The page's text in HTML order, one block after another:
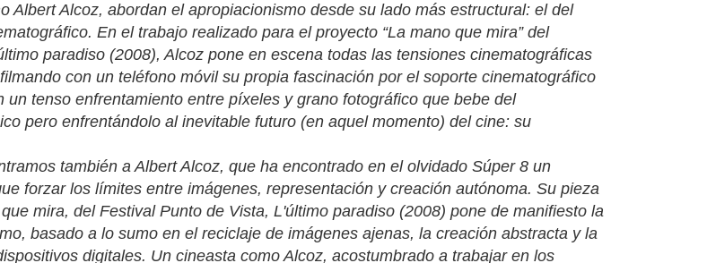
Albert Alcoz, abordan el apropiacionismo desde su lado más estructural: el del
En el trabajo realizado para el proyecto “La mano que mira” del
paradiso (2008), Alcoz pone en escena todas las tensiones cinematográficas
con un teléfono móvil su propia fascinación por el soporte cinematográfico
un tenso enfrentamiento entre píxeles y grano fotográfico que bebe del
pero enfrentándolo al inevitable futuro (en aquel momento) del cine: su
también a Albert Alcoz, que ha encontrado en el olvidado Súper 8 un
forzar los límites entre imágenes, representación y creación autónoma. Su pieza
mira, del Festival Punto de Vista, L'último paradiso (2008) pone de manifiesto la
basado a lo sumo en el reciclaje de imágenes ajenas, la creación abstracta y la
digitales. Un cineasta como Alcoz, acostumbrado a trabajar en los